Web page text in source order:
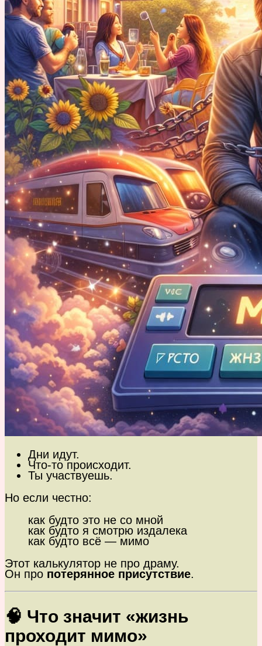
Дни идут.
Что-то происходит.
Ты участвуешь.
Но если честно:
как будто это не со мной
как будто я смотрю издалека
как будто всё — мимо
Этот калькулятор не про драму.
Он про потерянное присутствие.
🧠 Что значит «жизнь
проходит мимо»